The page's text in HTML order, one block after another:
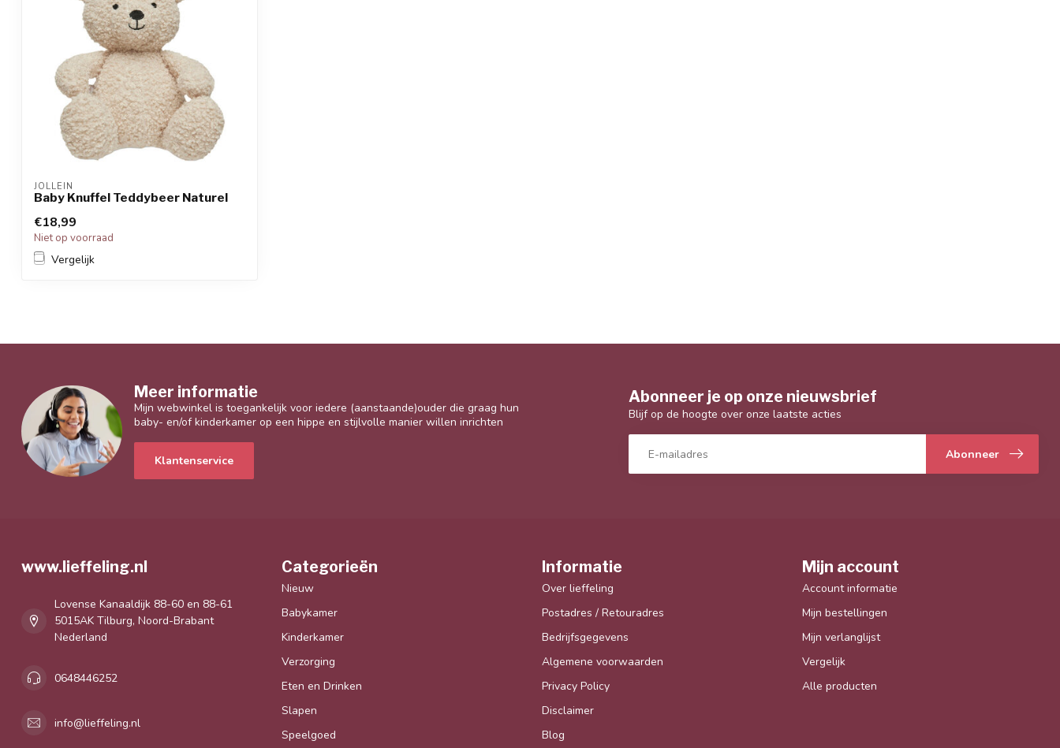
JOLLEIN
Baby Knuffel Teddybeer Naturel
€18,99
Niet op voorraad
Vergelijk
Meer informatie
Mijn webwinkel is toegankelijk voor iedere (aanstaande)ouder die graag hun
baby- en/of kinderkamer op een hippe en stijlvolle manier willen inrichten
Klantenservice
Abonneer je op onze nieuwsbrief
Blijf op de hoogte over onze laatste acties
Abonneer
www.lieffeling.nl
Lovense Kanaaldijk 88-60 en 88-61
5015AK Tilburg, Noord-Brabant
Nederland
0648446252
info@lieffeling.nl
Categorieën
Nieuw
Babykamer
Kinderkamer
Verzorging
Eten en Drinken
Slapen
Speelgoed
Informatie
Over lieffeling
Postadres / Retouradres
Bedrijfsgegevens
Algemene voorwaarden
Privacy Policy
Disclaimer
Blog
Mijn account
Account informatie
Mijn bestellingen
Mijn verlanglijst
Vergelijk
Alle producten